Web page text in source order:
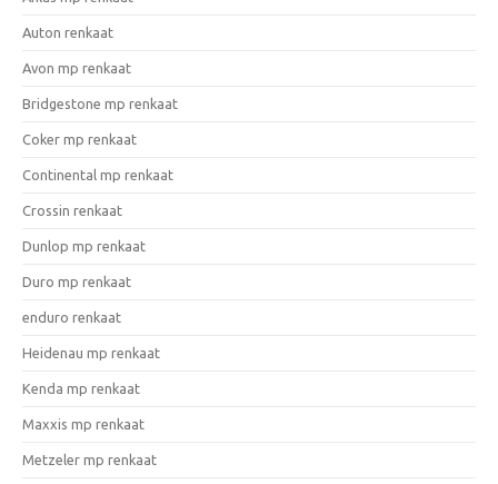
Auton renkaat
Avon mp renkaat
Bridgestone mp renkaat
Coker mp renkaat
Continental mp renkaat
Crossin renkaat
Dunlop mp renkaat
Duro mp renkaat
enduro renkaat
Heidenau mp renkaat
Kenda mp renkaat
Maxxis mp renkaat
Metzeler mp renkaat